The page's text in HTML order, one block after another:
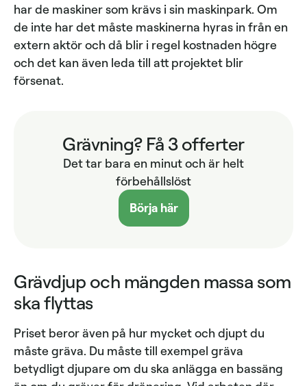
har de maskiner som krävs i sin maskinpark. Om
de inte har det måste maskinerna hyras in från en
extern aktör och då blir i regel kostnaden högre
och det kan även leda till att projektet blir
försenat.
Grävning? Få 3 offerter
Det tar bara en minut och är helt
förbehållslöst
Börja här
Grävdjup och mängden massa som
ska flyttas
Priset beror även på hur mycket och djupt du
måste gräva. Du måste till exempel gräva
betydligt djupare om du ska anlägga en bassäng